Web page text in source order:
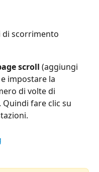
di scorrimento
scroll (aggiungi
impostare la
di volte di
fare clic su